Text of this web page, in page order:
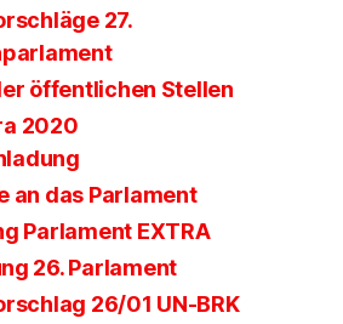
27.
öffentlichen Stellen
2020
an das Parlament
Parlament EXTRA
26. Parlament
26/01 UN-BRK